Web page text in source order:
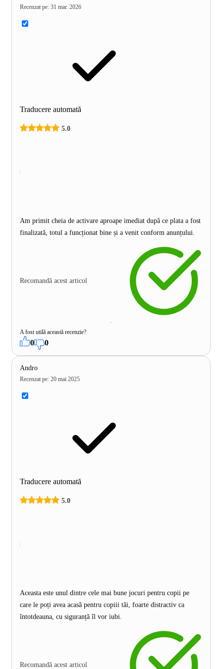
Recenzat pe: 31 mar. 2026
Traducere automată
5.0
Am primit cheia de activare aproape imediat după ce plata a fost
finalizată, totul a funcționat bine și a venit conform anunțului.
Recomandă acest articol
A fost utilă această recenzie?
0 0
Andro
Recenzat pe: 20 mai 2025
Traducere automată
5.0
Aceasta este unul dintre cele mai bune jocuri pentru copii pe
care le poți avea acasă pentru copiii tăi, foarte distractiv ca
întotdeauna, cu siguranță îl vor iubi.
Recomandă acest articol